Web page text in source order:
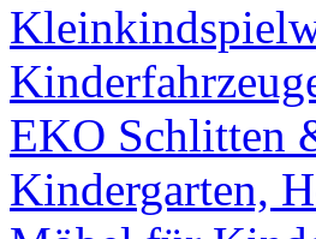
EKO Schlitten
Kindergarten,